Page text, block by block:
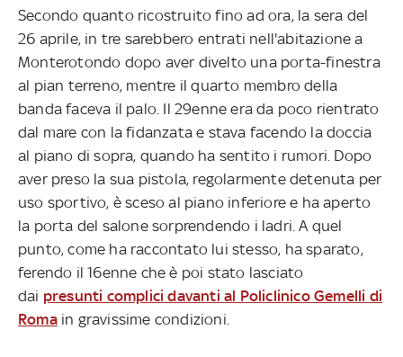
Secondo quanto ricostruito fino ad ora, la sera del
26 aprile, in tre sarebbero entrati nell'abitazione a
Monterotondo dopo aver divelto una porta-finestra
al pian terreno, mentre il quarto membro della
banda faceva il palo. Il 29enne era da poco rientrato
dal mare con la fidanzata e stava facendo la doccia
al piano di sopra, quando ha sentito i rumori. Dopo
aver preso la sua pistola, regolarmente detenuta per
uso sportivo, è sceso al piano inferiore e ha aperto
la porta del salone sorprendendo i ladri. A quel
punto, come ha raccontato lui stesso, ha sparato,
ferendo il 16enne che è poi stato lasciato
dai presunti complici davanti al Policlinico Gemelli di
Romain gravissime condizioni.